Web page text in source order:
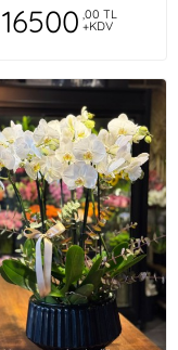
16500 ,00 TL
+KDV